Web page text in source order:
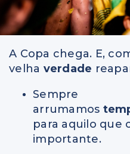
A Copa chega. E,
velha verdade
Sempre
arrumamos
para aquilo que
importante.